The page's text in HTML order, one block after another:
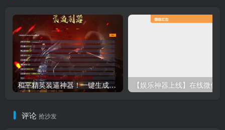
和平精英装逼神器！一键生成彩色字体代码单页源码下载｜手机电脑即用-卓创源码网
评论 抢沙发